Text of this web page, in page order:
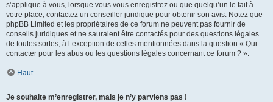
s’applique à vous, lorsque vous vous enregistrez ou que quelqu’un le fait à
votre place, contactez un conseiller juridique pour obtenir son avis. Notez que
phpBB Limited et les propriétaires de ce forum ne peuvent pas fournir de
conseils juridiques et ne sauraient être contactés pour des questions légales
de toutes sortes, à l’exception de celles mentionnées dans la question « Qui
contacter pour les abus ou les questions légales concernant ce forum ? ».
Haut
Je souhaite m’enregistrer, mais je n’y parviens pas !